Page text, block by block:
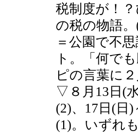
税制度が！
の税の物語
＝公園で不
ト。「何で
ピの言葉に
▽８月13日(
(2)、17日(日
(1)。いずれ